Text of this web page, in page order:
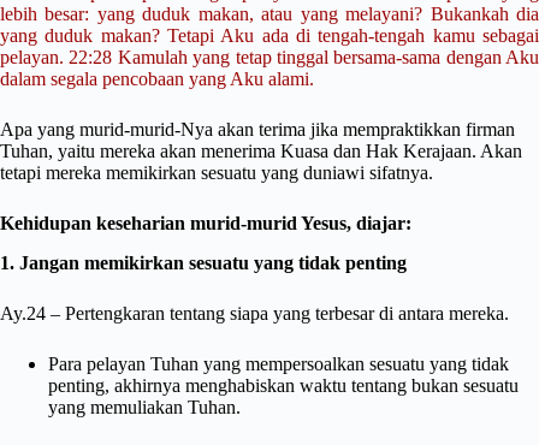
lebih besar: yang duduk makan, atau yang melayani? Bukankah dia
yang duduk makan? Tetapi Aku ada di tengah-tengah kamu sebagai
pelayan. 22:28 Kamulah yang tetap tinggal bersama-sama dengan Aku
dalam segala pencobaan yang Aku alami.
Apa yang murid-murid-Nya akan terima jika mempraktikkan firman
Tuhan, yaitu mereka akan menerima Kuasa dan Hak Kerajaan. Akan
tetapi mereka memikirkan sesuatu yang duniawi sifatnya.
Kehidupan keseharian murid-murid Yesus, diajar:
1. Jangan memikirkan sesuatu yang tidak penting
Ay.24 – Pertengkaran tentang siapa yang terbesar di antara mereka.
Para pelayan Tuhan yang mempersoalkan sesuatu yang tidak
penting, akhirnya menghabiskan waktu tentang bukan sesuatu
yang memuliakan Tuhan.